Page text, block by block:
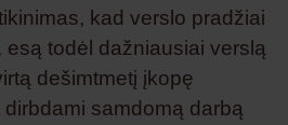
kad verslo pradžiai
esą todėl dažniausiai verslą
dešimtmetį įkopę
samdomą darbą